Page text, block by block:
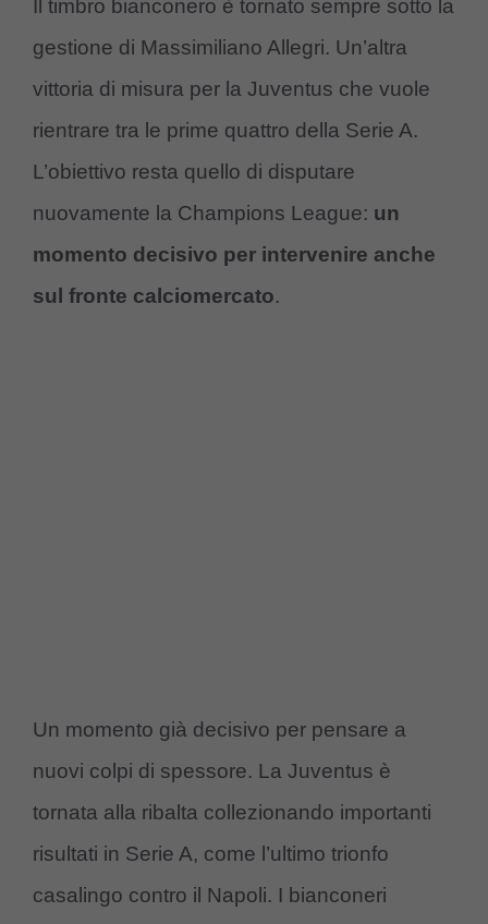
Il timbro bianconero è tornato sempre sotto la
gestione di Massimiliano Allegri. Un’altra
vittoria di misura per la Juventus che vuole
rientrare tra le prime quattro della Serie A.
L’obiettivo resta quello di disputare
nuovamente la Champions League: un
momento decisivo per intervenire anche
sul fronte calciomercato.
Un momento già decisivo per pensare a
nuovi colpi di spessore. La Juventus è
tornata alla ribalta collezionando importanti
risultati in Serie A, come l’ultimo trionfo
casalingo contro il Napoli. I bianconeri